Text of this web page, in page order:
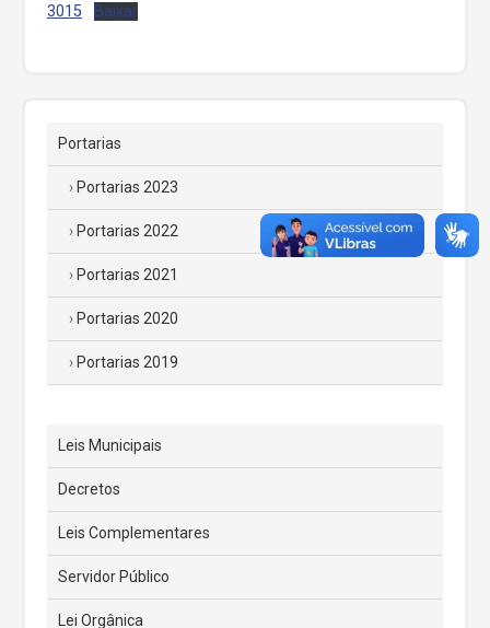
3015 Baixar
Portarias
Portarias 2023
Portarias 2022
Portarias 2021
Portarias 2020
Portarias 2019
Leis Municipais
Decretos
Leis Complementares
Servidor Público
Lei Orgânica